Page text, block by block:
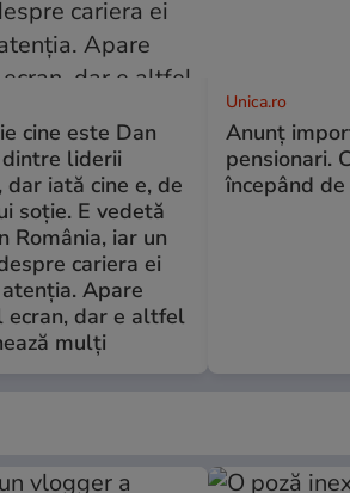
cine este Dan
dintre liderii
iată cine e, de
soție. E vedetă
România, iar un
cariera ei
Apare
ecran, dar e altfel
mulți
Unica.ro
Anunț
pensionari.
începând